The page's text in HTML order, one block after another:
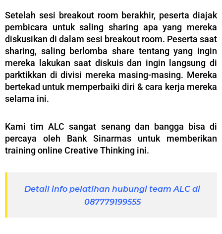
Setelah sesi breakout room berakhir, peserta diajak
pembicara untuk saling sharing apa yang mereka
diskusikan di dalam sesi breakout room. Peserta saat
sharing, saling berlomba share tentang yang ingin
mereka lakukan saat diskuis dan ingin langsung di
parktikkan di divisi mereka masing-masing. Mereka
bertekad untuk memperbaiki diri & cara kerja mereka
selama ini.
Kami tim ALC sangat senang dan bangga bisa di
percaya oleh Bank Sinarmas untuk memberikan
training online Creative Thinking ini.
Detail info pelatihan hubungi team ALC di
087779199555